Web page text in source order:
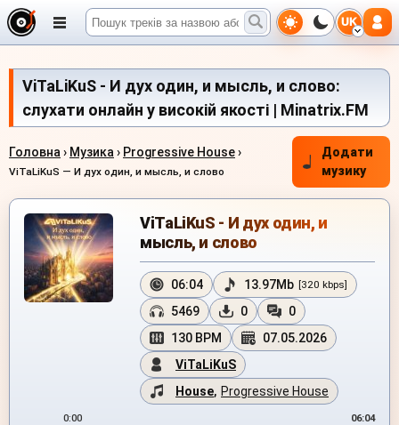
UK
ViTaLiKuS - И дух один, и мысль, и слово:
слухати онлайн у високій якості | Minatrix.FM
Головна › Музика › Progressive House›
ViTaLiKuS — И дух один, и мысль, и слово
Додати
музику
ViTaLiKuS - И дух один, и
мысль, и слово
06:04 13.97Mb [320 kbps]
5469 0
0
130 BPM
07.05.2026
ViTaLiKuS
House, Progressive House
0:00 06:04